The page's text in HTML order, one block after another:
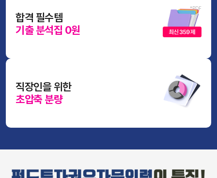
합격 필수템
기출 분석집 0원
직장인을 위한
초압축 분량